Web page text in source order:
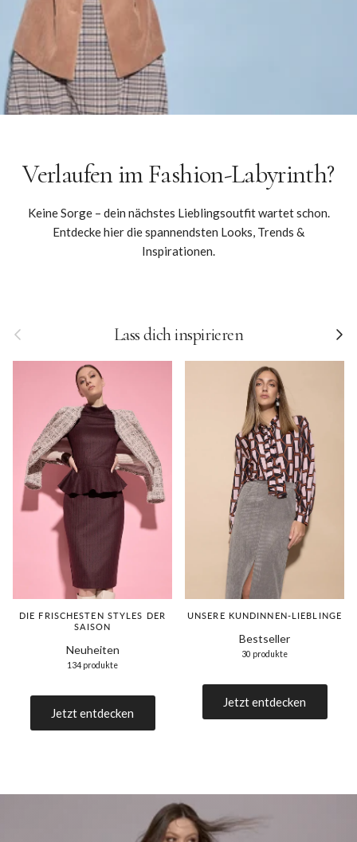
Verlaufen im Fashion-Labyrinth?
Keine Sorge – dein nächstes Lieblingsoutfit wartet schon.
Entdecke hier die spannendsten Looks, Trends &
Inspirationen.
Vorherige Lass dich inspirieren
DIE FRISCHESTEN STYLES DER
SAISON
Neuheiten
134 produkte
Jetzt entdecken
UNSERE KUNDINNEN-LIEBLINGE
Bestseller
30 produkte
Jetzt entdecken